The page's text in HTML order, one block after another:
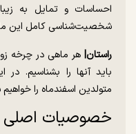
احساسات و تمایل به
شخصیت‌شناسی کامل این
راستان| هر ماهی در چرخه
باید آنها را بشناسیم.
متولدین اسفندماه را
خصوصیات اصلی